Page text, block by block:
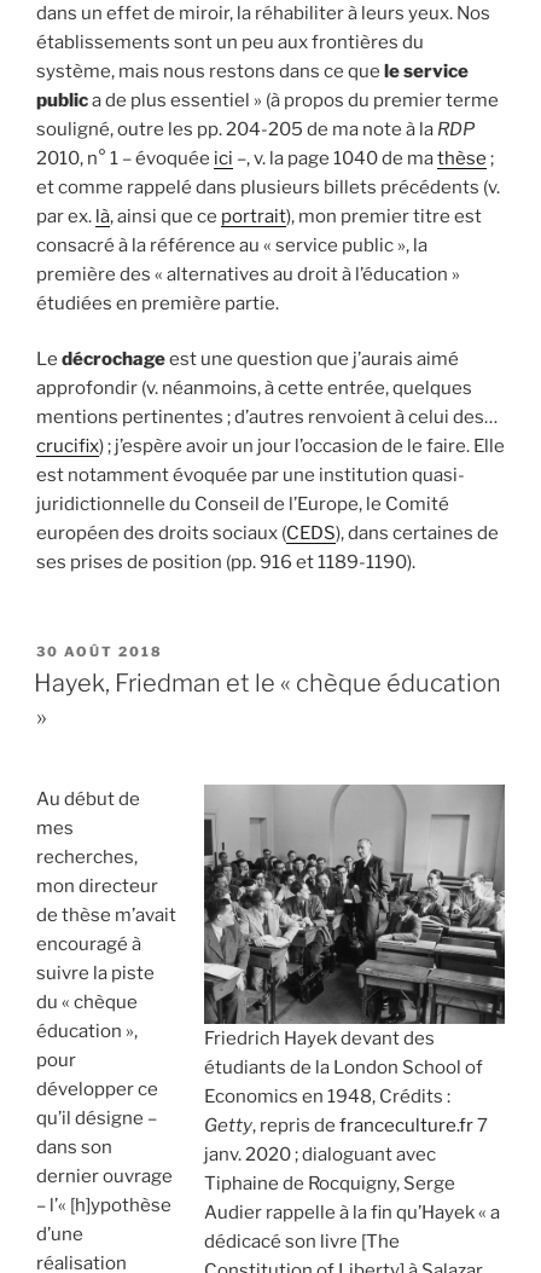
dans un effet de miroir, la réhabiliter à leurs yeux. Nos
établissements sont un peu aux frontières du
système, mais nous restons dans ce que le service
publica de plus essentiel » (à propos du premier terme
souligné, outre les pp. 204-205 de ma note à la RDP
2010, n° 1 – évoquée ici –, v. la page 1040 de mathèse ;
et comme rappelé dans plusieurs billets précédents (v.
par ex. là, ainsi que ce portrait), mon premier titre est
consacré à la référence au « service public », la
première des « alternatives au droit à l’éducation »
étudiées en première partie.
Le décrochageest une question que j’aurais aimé
approfondir (v. néanmoins, à cette entrée, quelques
mentions pertinentes ; d’autres renvoient à celui des…
crucifix) ; j’espère avoir un jour l’occasion de le faire. Elle
est notamment évoquée par une institution quasi-
juridictionnelle du Conseil de l’Europe, le Comité
européen des droits sociaux (CEDS), dans certaines de
ses prises de position (pp. 916 et 1189-1190).
PUBLIÉ
LE
30 AOÛT 2018
Hayek, Friedman et le « chèque éducation
»
Friedrich Hayek devant des
étudiants de la London School of
Economics en 1948, Crédits :
Getty, repris de franceculture.fr7
janv. 2020 ; dialoguant avec
Tiphaine de Rocquigny, Serge
Audier rappelle à la fin qu’Hayek « a
dédicacé son livre [The
Au début de
mes
recherches,
mon directeur
de thèse m’avait
encouragé à
suivre la piste
du « chèque
éducation »,
pour
développer ce
qu’il désigne –
dans son
dernier ouvrage
– l’« [h]ypothèse
d’une
réalisation